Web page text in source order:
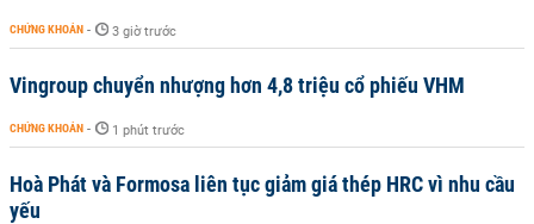
CHỨNG KHOÁN - 3 giờ trước
Vingroup chuyển nhượng hơn 4,8 triệu cổ phiếu VHM
CHỨNG KHOÁN - 1 phút trước
Hoà Phát và Formosa liên tục giảm giá thép HRC vì nhu cầu
yếu